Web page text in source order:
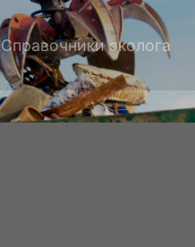
Справочники эколога